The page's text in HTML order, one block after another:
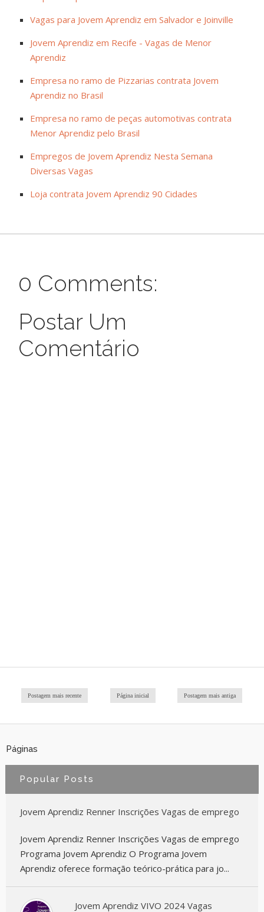
Vagas para Jovem Aprendiz em Salvador e Joinville
Jovem Aprendiz em Recife - Vagas de Menor
Aprendiz
Empresa no ramo de Pizzarias contrata Jovem
Aprendiz no Brasil
Empresa no ramo de peças automotivas contrata
Menor Aprendiz pelo Brasil
Empregos de Jovem Aprendiz Nesta Semana
Diversas Vagas
Loja contrata Jovem Aprendiz 90 Cidades
0 Comments:
Postar Um
Comentário
Postagem mais recente Postagem mais antiga
Página inicial
Páginas
Popular Posts
Jovem Aprendiz Renner Inscrições Vagas de emprego
Jovem Aprendiz Renner Inscrições Vagas de emprego
Programa Jovem Aprendiz O Programa Jovem
Aprendiz oferece formação teórico-prática para jo...
Jovem Aprendiz VIVO 2024 Vagas